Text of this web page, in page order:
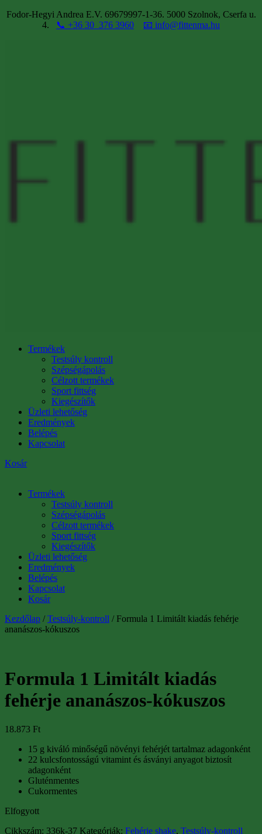
Fodor-Hegyi Andrea E.V. 69679997-1-36. 5000 Szolnok, Cserfa u.
4.
📞 +36 30 376 3960 📧 info@fittenma.hu
Termékek
Testsúly kontroll
Szépségápolás
Célzott termékek
Sport fittség
Kiegészítők
Üzleti lehetőség
Eredmények
Belépés
Kapcsolat
Kosár
Termékek
Testsúly kontroll
Szépségápolás
Célzott termékek
Sport fittség
Kiegészítők
Üzleti lehetőség
Eredmények
Belépés
Kapcsolat
Kosár
Kezdőlap /Testsúly-kontroll / Formula 1 Limitált kiadás fehérje
ananászos-kókuszos
Formula 1 Limitált kiadás
fehérje ananászos-kókuszos
18.873 Ft
15 g kiváló minőségű növényi fehérjét tartalmaz adagonként
22 kulcsfontosságú vitamint és ásványi anyagot biztosít
adagonként
Gluténmentes
Cukormentes
Elfogyott
Cikkszám: 336k-37 Kategóriák: Fehérje shake, Testsúly-kontroll